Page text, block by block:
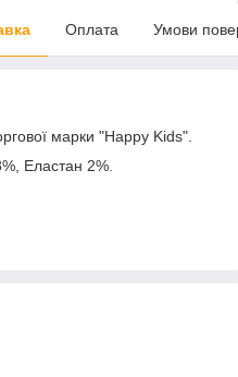
Оплата Умови
марки "Happy Kids".
Еластан 2%.